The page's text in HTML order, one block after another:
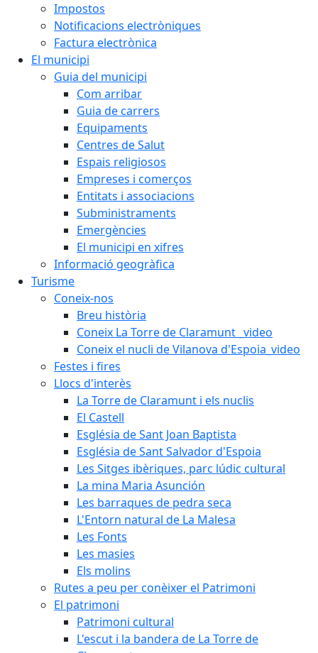
Impostos
Notificacions electròniques
Factura electrònica
El municipi
Guia del municipi
Com arribar
Guia de carrers
Equipaments
Centres de Salut
Espais religiosos
Empreses i comerços
Entitats i associacions
Subministraments
Emergències
El municipi en xifres
Informació geogràfica
Turisme
Coneix-nos
Breu història
Coneix La Torre de Claramunt _video
Coneix el nucli de Vilanova d'Espoia_video
Festes i fires
Llocs d'interès
La Torre de Claramunt i els nuclis
El Castell
Església de Sant Joan Baptista
Església de Sant Salvador d'Espoia
Les Sitges ibèriques, parc lúdic cultural
La mina Maria Asunción
Les barraques de pedra seca
L'Entorn natural de La Malesa
Les Fonts
Les masies
Els molins
Rutes a peu per conèixer el Patrimoni
El patrimoni
Patrimoni cultural
L'escut i la bandera de La Torre de